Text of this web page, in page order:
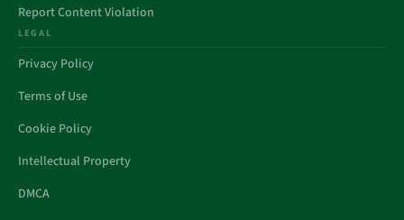
Report Content Violation
LEGAL
Privacy Policy
Terms of Use
Cookie Policy
Intellectual Property
DMCA